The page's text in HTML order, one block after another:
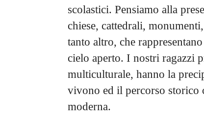
scolastici. Pensiamo alla
chiese, cattedrali,
tanto altro, che
cielo aperto. I nostri ragazzi
multiculturale, hanno la
vivono ed il percorso storico
moderna.